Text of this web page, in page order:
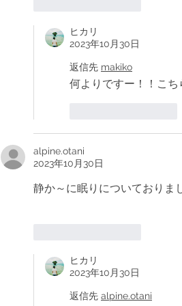
ヒカリ
2023年10月30日
返信先 makiko
何よりですー！！こち
alpine.otani
2023年10月30日
静か～に眠りについておりま
ヒカリ
2023年10月30日
返信先 alpine.otani